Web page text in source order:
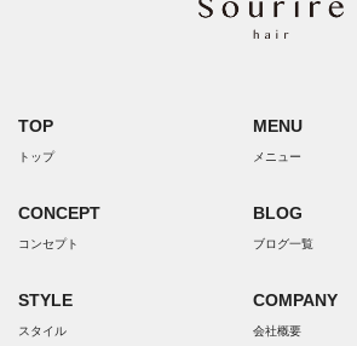
TOP
トップ
CONCEPT
コンセプト
STYLE
スタイル
MENU
メニュー
BLOG
ブログ一覧
COMPANY
会社概要